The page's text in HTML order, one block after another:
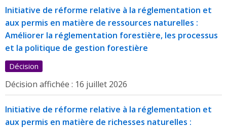
Initiative de réforme relative à la réglementation et
aux permis en matière de ressources naturelles :
Améliorer la réglementation forestière, les processus
et la politique de gestion forestière
Décision
Décision affichée : 16 juillet 2026
Initiative de réforme relative à la réglementation et
aux permis en matière de richesses naturelles :